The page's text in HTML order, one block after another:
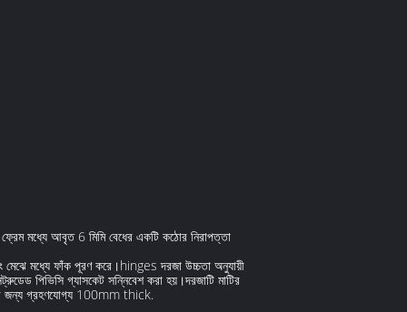
মধ্যে আবৃত 6 মিমি বেধের একটি কঠোর নিরাপত্তা
মেঝে মধ্যে ফাঁক পূরণ করে।hinges দরজা উচ্চতা অনুযায়ী
পিভিসি গ্যাসকেট সন্নিবেশ করা হয়।দরজাটি মাটির
জন্য গ্রহণযোগ্য 100mm thick.